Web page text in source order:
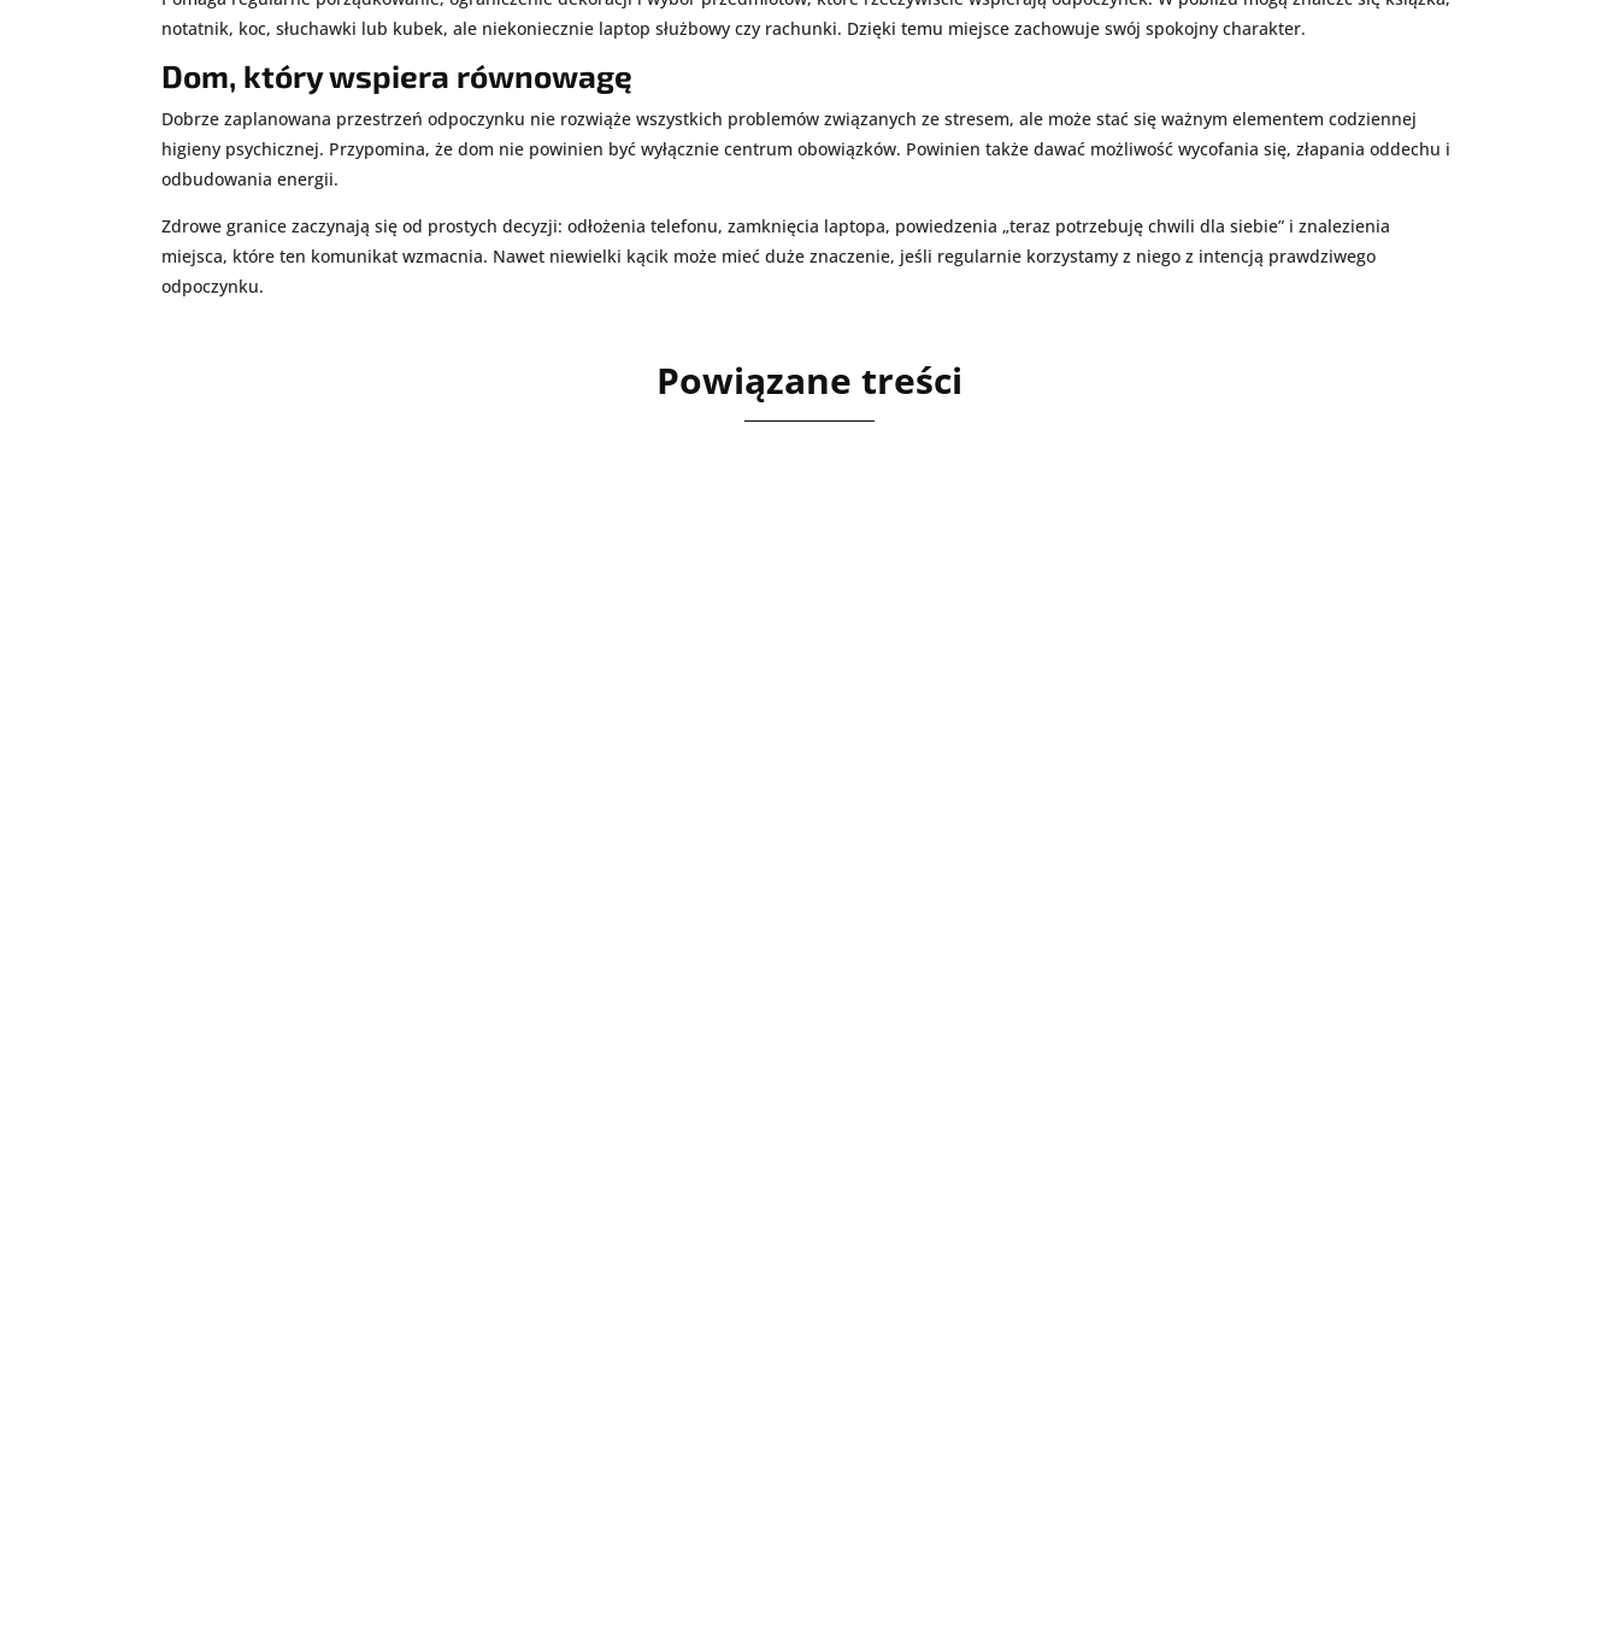
notatnik, koc, słuchawki lub kubek, ale niekoniecznie laptop służbowy czy rachunki. Dzięki temu miejsce zachowuje swój spokojny charakter.
Dom, który wspiera równowagę
Dobrze zaplanowana przestrzeń odpoczynku nie rozwiąże wszystkich problemów związanych ze stresem, ale może stać się ważnym elementem codziennej
higieny psychicznej. Przypomina, że dom nie powinien być wyłącznie centrum obowiązków. Powinien także dawać możliwość wycofania się, złapania oddechu i
odbudowania energii.
Zdrowe granice zaczynają się od prostych decyzji: odłożenia telefonu, zamknięcia laptopa, powiedzenia „teraz potrzebuję chwili dla siebie” i znalezienia
miejsca, które ten komunikat wzmacnia. Nawet niewielki kącik może mieć duże znaczenie, jeśli regularnie korzystamy z niego z intencją prawdziwego
odpoczynku.
Powiązane treści